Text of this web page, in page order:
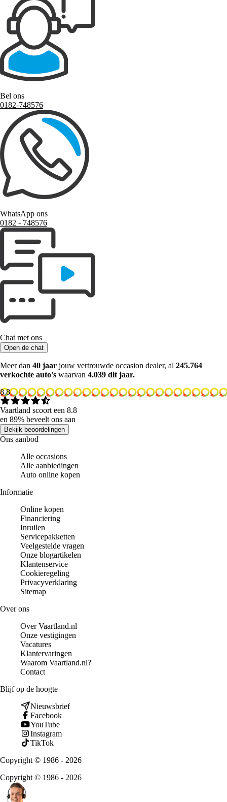
Bel ons
0182-748576
WhatsApp ons
0182 ‑ 748576
Chat met ons
Open de chat
Meer dan 40 jaar jouw vertrouwde occasion dealer, al 245.764
verkochte auto's waarvan 4.039 dit jaar.
8.8
Vaartland scoort een 8.8
en 89% beveelt ons aan
Bekijk beoordelingen
Ons aanbod
Alle occasions
Alle aanbiedingen
Auto online kopen
Informatie
Online kopen
Financiering
Inruilen
Servicepakketten
Veelgestelde vragen
Onze blogartikelen
Klantenservice
Cookieregeling
Privacyverklaring
Sitemap
Over ons
Over Vaartland.nl
Onze vestigingen
Vacatures
Klantervaringen
Waarom Vaartland.nl?
Contact
Blijf op de hoogte
Nieuwsbrief
Facebook
YouTube
Instagram
TikTok
Copyright © 1986 - 2026
Copyright © 1986 - 2026